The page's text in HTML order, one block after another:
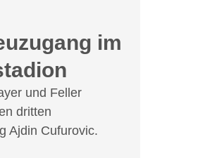
im
und Feller
dritten
Ajdin Cufurovic.